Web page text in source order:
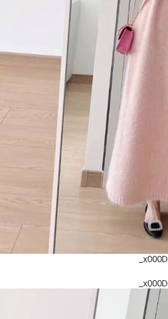
_x000D_
_x000D_